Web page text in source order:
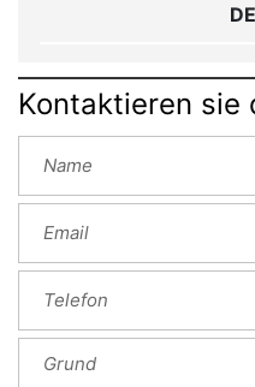
Kontaktieren sie